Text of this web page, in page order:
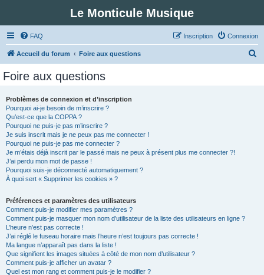
Le Monticule Musique
FAQ Connexion
Inscription
Accueil du forum Foire aux questions
Foire aux questions
Problèmes de connexion et d’inscription
Pourquoi ai-je besoin de m’inscrire ?
Qu’est-ce que la COPPA ?
Pourquoi ne puis-je pas m’inscrire ?
Je suis inscrit mais je ne peux pas me connecter !
Pourquoi ne puis-je pas me connecter ?
Je m’étais déjà inscrit par le passé mais ne peux à présent plus me connecter ?!
J’ai perdu mon mot de passe !
Pourquoi suis-je déconnecté automatiquement ?
À quoi sert « Supprimer les cookies » ?
Préférences et paramètres des utilisateurs
Comment puis-je modifier mes paramètres ?
Comment puis-je masquer mon nom d’utilisateur de la liste des utilisateurs en ligne ?
L’heure n’est pas correcte !
J’ai réglé le fuseau horaire mais l’heure n’est toujours pas correcte !
Ma langue n’apparaît pas dans la liste !
Que signifient les images situées à côté de mon nom d’utilisateur ?
Comment puis-je afficher un avatar ?
Quel est mon rang et comment puis-je le modifier ?